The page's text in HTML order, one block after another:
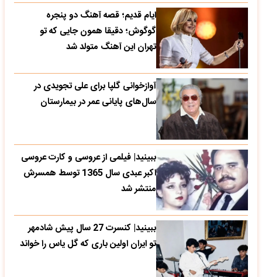
ایام قدیم؛ قصه آهنگ دو پنجره
گوگوش؛ دقیقا همون جایی که تو
تهران این آهنگ متولد شد
آوازخوانی گلپا برای علی تجویدی در
سال‌های پایانی عمر در بیمارستان
ببینید| فیلمی از عروسی و کارت عروسی
اکبر عبدی سال 1365 توسط همسرش
منتشر شد
ببینید| کنسرت 27 سال پیش شادمهر
تو ایران اولین باری که گل یاس را خواند